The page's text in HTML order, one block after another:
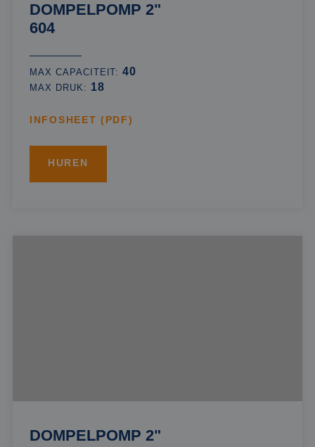
DOMPELPOMP 2"
604
MAX CAPACITEIT:40
MAX DRUK: 18
INFOSHEET (PDF)
HUREN
DOMPELPOMP 2"